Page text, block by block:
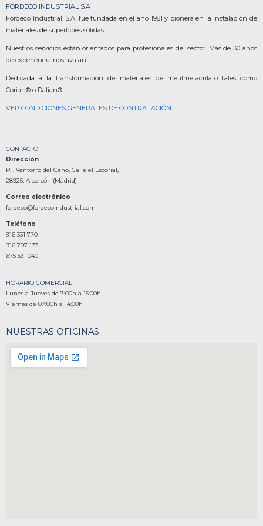
FORDECO INDUSTRIAL S.A
Fordeco Industrial, S.A. fue fundada en el año 1981 y pionera en la instalación de
materiales de superficies sólidas.
Nuestros servicios están orientados para profesionales del sector. Más de 30 años
de experiencia nos avalan.
Dedicada a la transformación de materiales de metilmetacrilato tales como
Corian® o Dalian®.
VER CONDICIONES GENERALES DE CONTRATACIÓN
CONTACTO
Dirección
P.I. Ventorro del Cano, Calle el Escorial, 11
28925, Alcorcón (Madrid)
Correo electrónico
fordeco@fordecoindustrial.com
Teléfono
916 331 770
916 797 173
675 531 040
HORARIO COMERCIAL
Lunes a Jueves de 7:00h a 15:00h
Viernes de 07:00h a 14:00h
NUESTRAS OFICINAS